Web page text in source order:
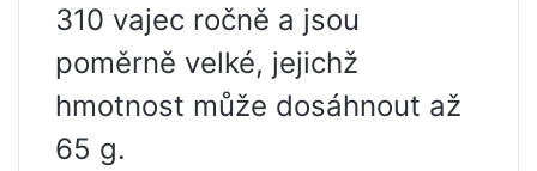
310 vajec ročně a jsou
poměrně velké, jejichž
hmotnost může dosáhnout až
65 g.